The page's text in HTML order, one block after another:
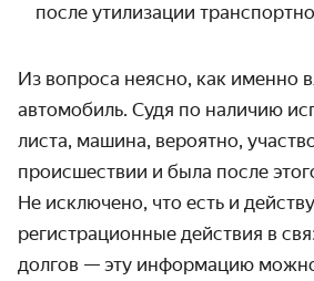
после утилизации
Из вопроса неясно, как именно
автомобиль. Судя по наличию
листа, машина, вероятно,
происшествии и была после
Не исключено, что есть и
регистрационные действия в
долгов — эту информацию